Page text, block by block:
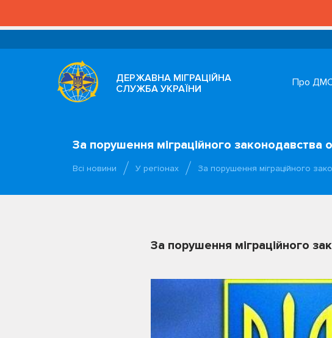
ДЕРЖАВНА МІГРАЦІЙНА
СЛУЖБА УКРАЇНИ
Про
За порушення міграційного
Всі новини У регіонах За порушення міграційного
За порушення міграційного